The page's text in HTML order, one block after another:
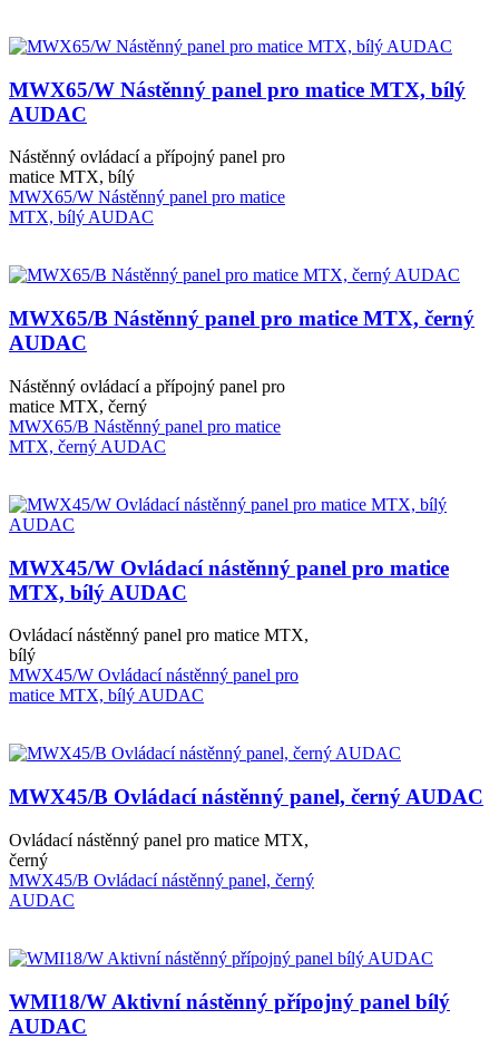
MWX65/W Nástěnný panel pro matice MTX, bílý
AUDAC
Nástěnný ovládací a přípojný panel pro
matice MTX, bílý
MWX65/W Nástěnný panel pro matice
MTX, bílý AUDAC
MWX65/B Nástěnný panel pro matice MTX, černý
AUDAC
Nástěnný ovládací a přípojný panel pro
matice MTX, černý
MWX65/B Nástěnný panel pro matice
MTX, černý AUDAC
MWX45/W Ovládací nástěnný panel pro matice
MTX, bílý AUDAC
Ovládací nástěnný panel pro matice MTX,
bílý
MWX45/W Ovládací nástěnný panel pro
matice MTX, bílý AUDAC
MWX45/B Ovládací nástěnný panel, černý AUDAC
Ovládací nástěnný panel pro matice MTX,
černý
MWX45/B Ovládací nástěnný panel, černý
AUDAC
WMI18/W Aktivní nástěnný přípojný panel bílý
AUDAC